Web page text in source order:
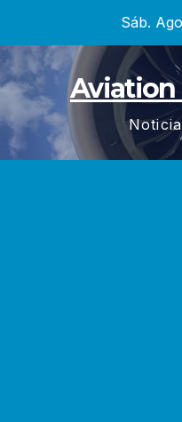
contenido
Sáb.
Aviation